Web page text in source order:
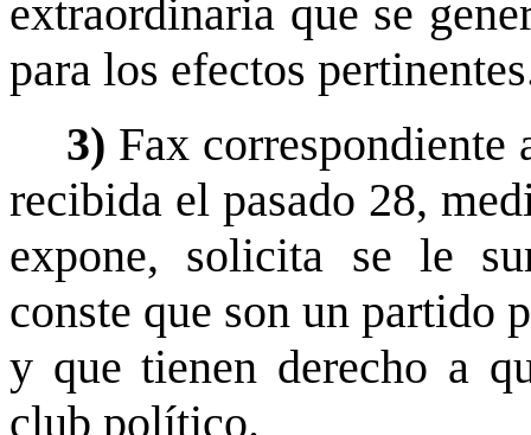
extraordinaria que se
para los efectos
3) Fax correspondiente
recibida el pasado 28,
expone, solicita se le
conste que son un partido
y que tienen derecho a
club político.